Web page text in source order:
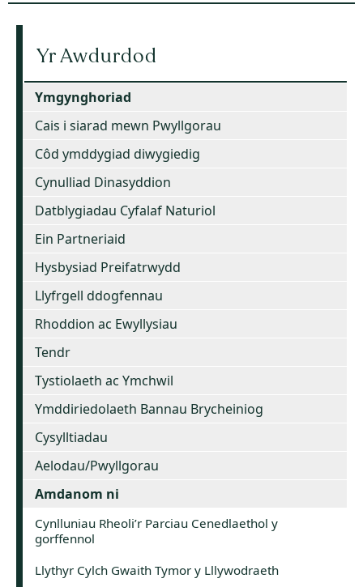
Yr Awdurdod
Ymgynghoriad
Cais i siarad mewn Pwyllgorau
Côd ymddygiad diwygiedig
Cynulliad Dinasyddion
Datblygiadau Cyfalaf Naturiol
Ein Partneriaid
Hysbysiad Preifatrwydd
Llyfrgell ddogfennau
Rhoddion ac Ewyllysiau
Tendr
Tystiolaeth ac Ymchwil
Ymddiriedolaeth Bannau Brycheiniog
Cysylltiadau
Aelodau/Pwyllgorau
Amdanom ni
Cynlluniau Rheoli’r Parciau Cenedlaethol y
gorffennol
Llythyr Cylch Gwaith Tymor y Lllywodraeth